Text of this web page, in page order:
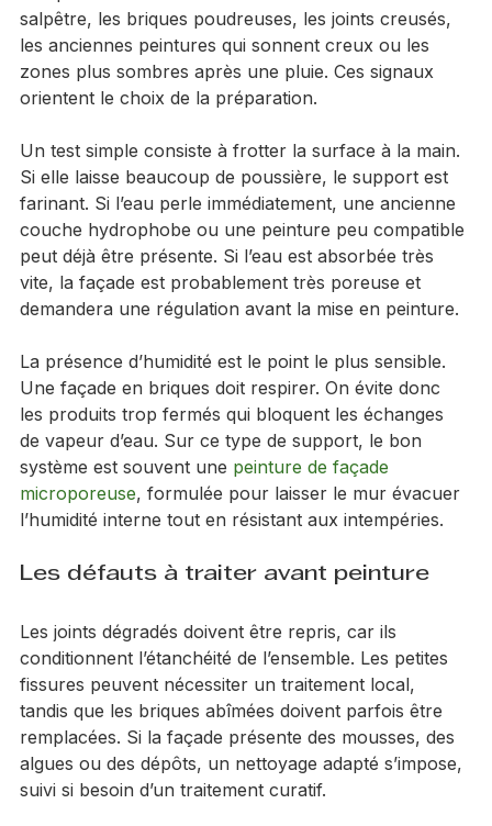
Avant tout chantier, l’inspection visuelle est
indispensable. Cherchez les traces blanches de
salpêtre, les briques poudreuses, les joints creusés,
zones plus sombres après une pluie. Ces signaux
orientent le choix de la préparation.
Un test simple consiste à frotter la surface à la main.
Si elle laisse beaucoup de poussière, le support est
farinant. Si l’eau perle immédiatement, une ancienne
couche hydrophobe ou une peinture peu compatible
vite, la façade est probablement très poreuse et
demandera une régulation avant la mise en peinture.
La présence d’humidité est le point le plus sensible.
Une façade en briques doit respirer. On évite donc
les produits trop fermés qui bloquent les échanges
de vapeur d’eau. Sur ce type de support, le bon
microporeuse , formulée pour laisser le mur évacuer
Les défauts à traiter avant peinture
Les joints dégradés doivent être repris, car ils
conditionnent l’étanchéité de l’ensemble. Les petites
fissures peuvent nécessiter un traitement local,
tandis que les briques abîmées doivent parfois être